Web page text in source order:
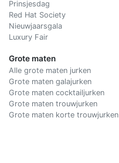
Prinsjesdag
Red Hat Society
Nieuwjaarsgala
Luxury Fair
Grote maten
Alle grote maten jurken
Grote maten galajurken
Grote maten cocktailjurken
Grote maten trouwjurken
Grote maten korte trouwjurken